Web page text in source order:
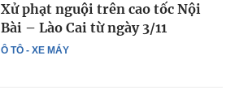
Ô TÔ - XE MÁY
Xử phạt nguội trên cao tốc Nội
Bài – Lào Cai từ ngày 3/11